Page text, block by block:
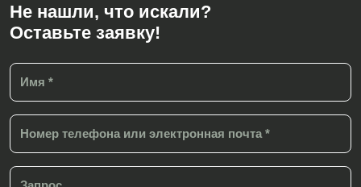
Не нашли, что искали?
Оставьте заявку!